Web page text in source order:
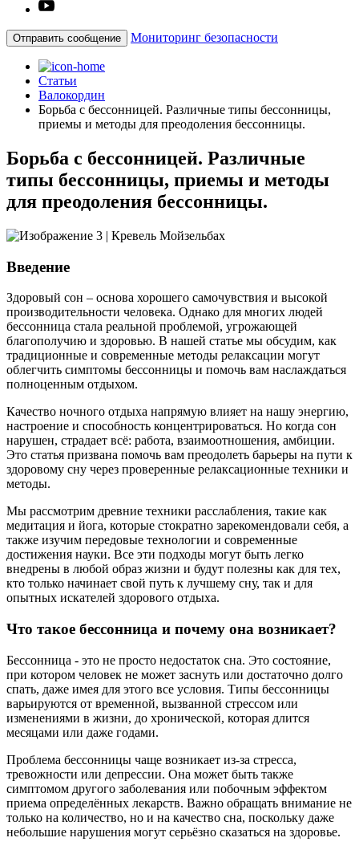
Отправить сообщение Мониторинг безопасности
Статьи
Валокордин
Борьба с бессонницей. Различные типы бессонницы,
приемы и методы для преодоления бессонницы.
Борьба с бессонницей. Различные
типы бессонницы, приемы и методы
для преодоления бессонницы.
Введение
Здоровый сон – основа хорошего самочувствия и высокой
производительности человека. Однако для многих людей
бессонница стала реальной проблемой, угрожающей
благополучию и здоровью. В нашей статье мы обсудим, как
традиционные и современные методы релаксации могут
облегчить симптомы бессонницы и помочь вам наслаждаться
полноценным отдыхом.
Качество ночного отдыха напрямую влияет на нашу энергию,
настроение и способность концентрироваться. Но когда сон
нарушен, страдает всё: работа, взаимоотношения, амбиции.
Это статья призвана помочь вам преодолеть барьеры на пути к
здоровому сну через проверенные релаксационные техники и
методы.
Мы рассмотрим древние техники расслабления, такие как
медитация и йога, которые стократно зарекомендовали себя, а
также изучим передовые технологии и современные
достижения науки. Все эти подходы могут быть легко
внедрены в любой образ жизни и будут полезны как для тех,
кто только начинает свой путь к лучшему сну, так и для
опытных искателей здорового отдыха.
Что такое бессонница и почему она возникает?
Бессонница - это не просто недостаток сна. Это состояние,
при котором человек не может заснуть или достаточно долго
спать, даже имея для этого все условия. Типы бессонницы
варьируются от временной, вызванной стрессом или
изменениями в жизни, до хронической, которая длится
месяцами или даже годами.
Проблема бессонницы чаще возникает из-за стресса,
тревожности или депрессии. Она может быть также
симптомом другого заболевания или побочным эффектом
приема определённых лекарств. Важно обращать внимание не
только на количество, но и на качество сна, поскольку даже
небольшие нарушения могут серьёзно сказаться на здоровье.